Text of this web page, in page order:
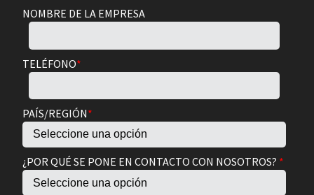
NOMBRE DE LA EMPRESA
TELÉFONO*
PAÍS/REGIÓN*
¿POR QUÉ SE PONE EN CONTACTO CON NOSOTROS? *